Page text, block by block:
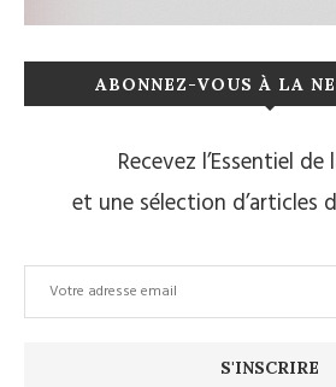
ABONNEZ-VOUS À LA
Recevez l’Essentiel
et une sélection d’articles